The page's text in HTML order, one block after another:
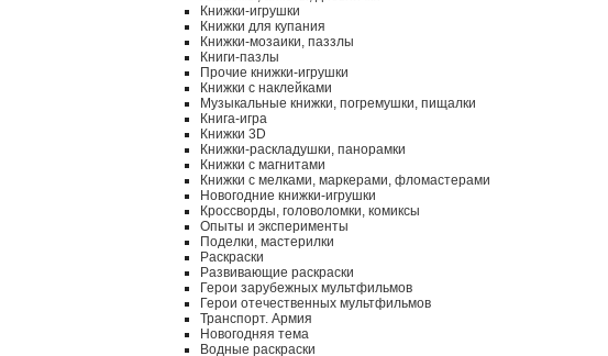
Книжки-игрушки
Книжки для купания
Книжки-мозаики, паззлы
Книги-пазлы
Прочие книжки-игрушки
Книжки с наклейками
Музыкальные книжки, погремушки, пищалки
Книга-игра
Книжки 3D
Книжки-раскладушки, панорамки
Книжки с магнитами
Книжки с мелками, маркерами, фломастерами
Новогодние книжки-игрушки
Кроссворды, головоломки, комиксы
Опыты и эксперименты
Поделки, мастерилки
Раскраски
Развивающие раскраски
Герои зарубежных мультфильмов
Герои отечественных мультфильмов
Транспорт. Армия
Новогодняя тема
Водные раскраски